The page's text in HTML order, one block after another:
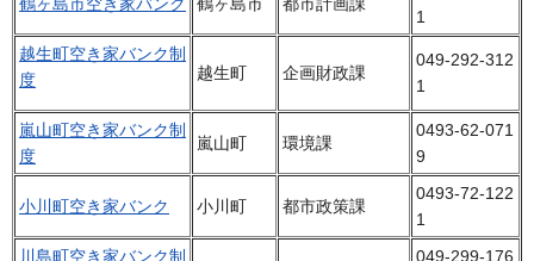
鶴ヶ島市空き家バンク 鶴ヶ島市 都市計画課
1
越生町空き家バンク制
度
越生町 企画財政課
049-292-312
1
嵐山町空き家バンク制
度
嵐山町 環境課
0493-62-071
9
小川町空き家バンク 小川町 都市政策課
0493-72-122
1
川島町空き家バンク制
049-299-176